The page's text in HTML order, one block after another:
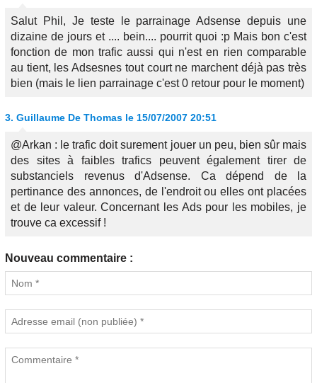
Salut Phil, Je teste le parrainage Adsense depuis une
dizaine de jours et .... bein.... pourrit quoi :p Mais bon c'est
fonction de mon trafic aussi qui n'est en rien comparable
au tient, les Adsesnes tout court ne marchent déjà pas très
bien (mais le lien parrainage c'est 0 retour pour le moment)
3. Guillaume De Thomas le 15/07/2007 20:51
@Arkan : le trafic doit surement jouer un peu, bien sûr mais
des sites à faibles trafics peuvent également tirer de
substanciels revenus d'Adsense. Ca dépend de la
pertinance des annonces, de l'endroit ou elles ont placées
et de leur valeur. Concernant les Ads pour les mobiles, je
trouve ca excessif !
Nouveau commentaire :